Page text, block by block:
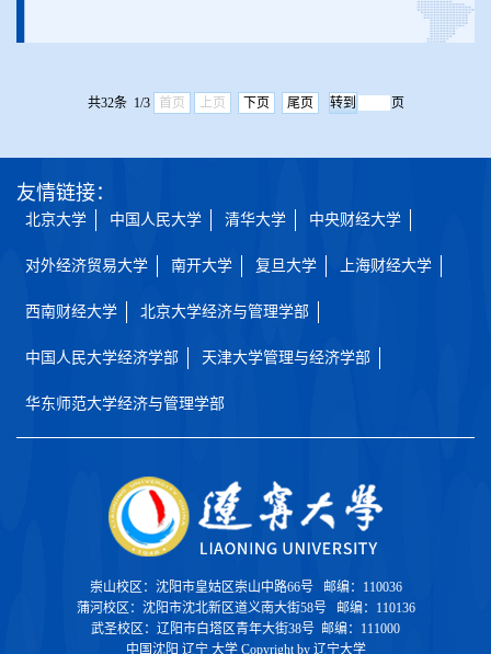
共32条 1/3 首页 上页 下页 尾页 页
友情链接：
北京大学 中国人民大学 清华大学 中央财经大学
对外经济贸易大学 南开大学 复旦大学 上海财经大学
西南财经大学 北京大学经济与管理学部
中国人民大学经济学部 天津大学管理与经济学部
华东师范大学经济与管理学部
崇山校区：沈阳市皇姑区崇山中路66号 邮编：110036
蒲河校区：沈阳市沈北新区道义南大街58号 邮编：110136
武圣校区：辽阳市白塔区青年大街38号 邮编：111000
中国沈阳 辽宁 大学 Copyright by 辽宁大学